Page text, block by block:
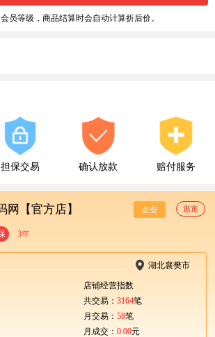
员等级，商品结算时会自动计算折后价。
担保交易 确认放款 赔付服务
网【官方店】 企业 逛逛
3年
湖北襄樊市
店铺经营指数
共交易： 3164笔
月交易： 58笔
月成交： 0.00元